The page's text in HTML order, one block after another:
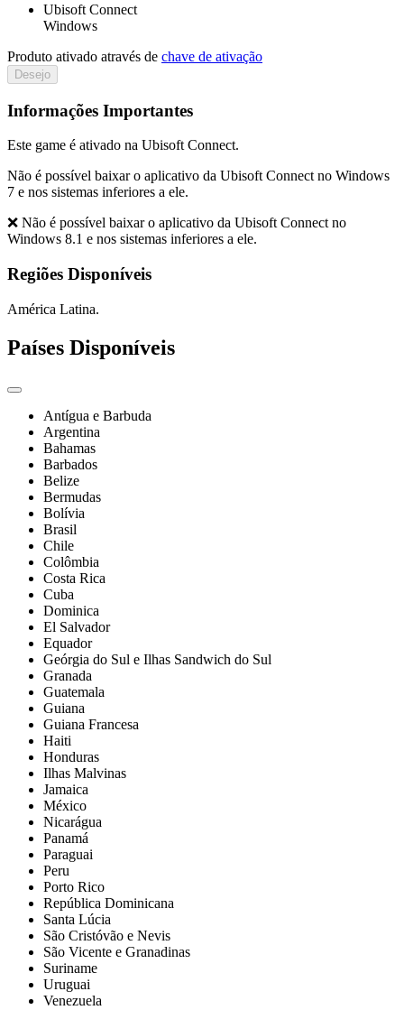
Ubisoft Connect
Windows
Produto ativado através de chave de ativação
Desejo
Informações Importantes
Este game é ativado na Ubisoft Connect.
Não é possível baixar o aplicativo da Ubisoft Connect no Windows
7 e nos sistemas inferiores a ele.
❌ Não é possível baixar o aplicativo da Ubisoft Connect no
Windows 8.1 e nos sistemas inferiores a ele.
Regiões Disponíveis
América Latina.
Países Disponíveis
Antígua e Barbuda
Argentina
Bahamas
Barbados
Belize
Bermudas
Bolívia
Brasil
Chile
Colômbia
Costa Rica
Cuba
Dominica
El Salvador
Equador
Geórgia do Sul e Ilhas Sandwich do Sul
Granada
Guatemala
Guiana
Guiana Francesa
Haiti
Honduras
Ilhas Malvinas
Jamaica
México
Nicarágua
Panamá
Paraguai
Peru
Porto Rico
República Dominicana
Santa Lúcia
São Cristóvão e Nevis
São Vicente e Granadinas
Suriname
Uruguai
Venezuela